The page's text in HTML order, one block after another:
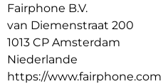
Fairphone B.V.
van Diemenstraat 200
1013 CP Amsterdam
Niederlande
https://www.fairphone.com